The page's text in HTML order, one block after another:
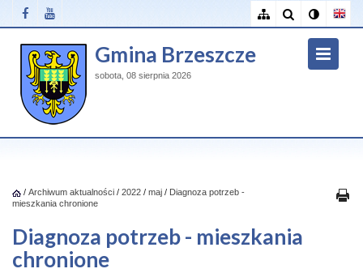
Gmina Brzeszcze
sobota, 08 sierpnia 2026
/ Archiwum aktualności / 2022 / maj / Diagnoza potrzeb -
mieszkania chronione
Diagnoza potrzeb - mieszkania
chronione